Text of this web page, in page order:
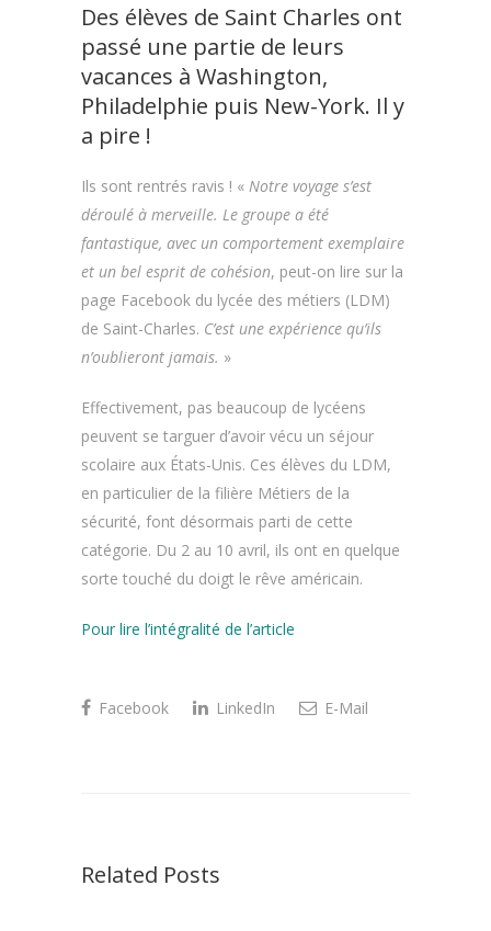
Des élèves de Saint Charles ont
passé une partie de leurs
vacances à Washington,
Philadelphie puis New-York. Il y
a pire !
Ils sont rentrés ravis ! « Notre voyage s’est
déroulé à merveille. Le groupe a été
fantastique, avec un comportement exemplaire
et un bel esprit de cohésion, peut-on lire sur la
page Facebook du lycée des métiers (LDM)
de Saint-Charles. C’est une expérience qu’ils
n’oublieront jamais. »
Effectivement, pas beaucoup de lycéens
peuvent se targuer d’avoir vécu un séjour
scolaire aux États-Unis. Ces élèves du LDM,
en particulier de la filière Métiers de la
sécurité, font désormais parti de cette
catégorie. Du 2 au 10 avril, ils ont en quelque
sorte touché du doigt le rêve américain.
Pour lire l’intégralité de l’article
Facebook LinkedIn E-Mail
Related Posts